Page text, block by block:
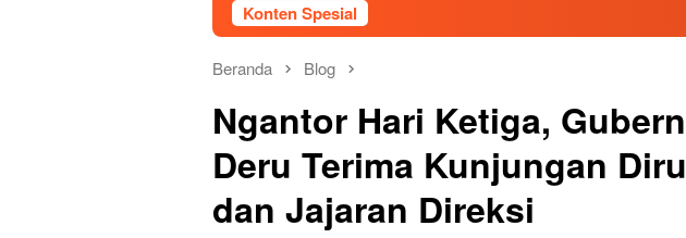
Konten Spesial
Beranda Blog
Ngantor Hari Ketiga,
Deru Terima Kunjungan
dan Jajaran Direksi